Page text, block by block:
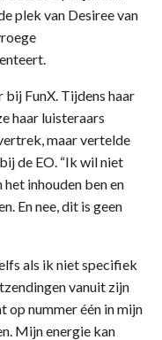
plek van Desiree van
FunX. Tijdens haar
haar luisteraars
maar vertelde
de EO. “Ik wil niet
inhouden ben en
En nee, dit is geen
als ik niet specifiek
vanuit zijn
op nummer één in mijn
Mijn energie kan